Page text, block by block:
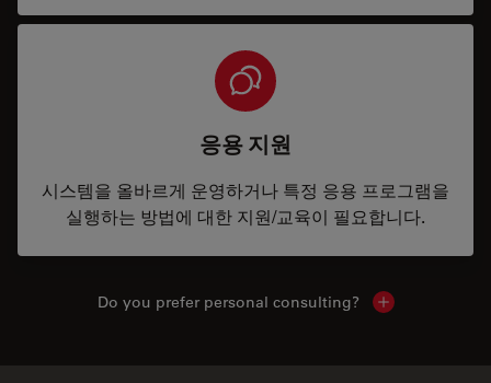
응용 지원
시스템을 올바르게 운영하거나 특정 응용 프로그램을
실행하는 방법에 대한 지원/교육이 필요합니다.
Do you prefer personal consulting? Show local